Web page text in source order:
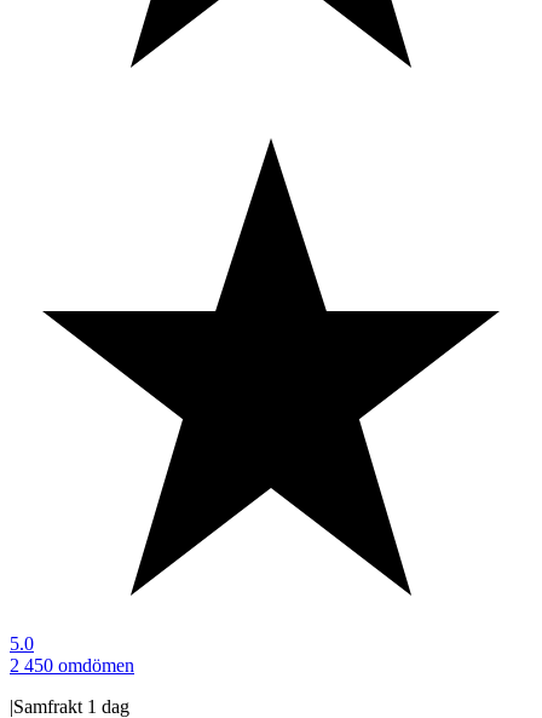
5.0
2 450 omdömen
|Samfrakt 1 dag